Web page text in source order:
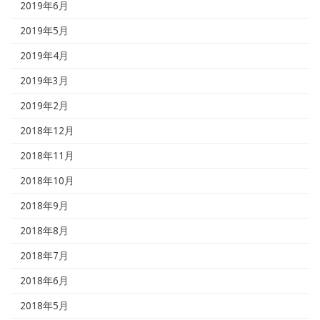
2019年6月
2019年5月
2019年4月
2019年3月
2019年2月
2018年12月
2018年11月
2018年10月
2018年9月
2018年8月
2018年7月
2018年6月
2018年5月